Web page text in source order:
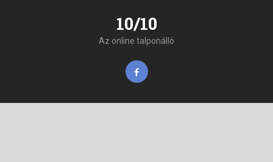
10/10
Az online talponálló